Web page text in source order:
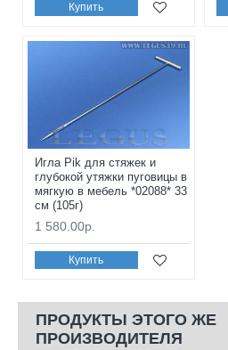
Купить
Игла Pik для стяжек и
глубокой утяжки пуговицы в
мягкую в мебель *02088* 33
см (105г)
1 580.00р.
Купить
ПРОДУКТЫ ЭТОГО ЖЕ
ПРОИЗВОДИТЕЛЯ